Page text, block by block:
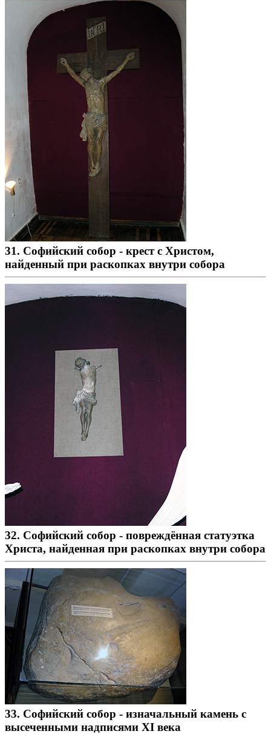
31. Софийский собор - крест с Христом,
найденный при раскопках внутри собора
32. Софийский собор - повреждённая статуэтка
Христа, найденная при раскопках внутри собора
33. Софийский собор - изначальный камень с
высеченными надписями XI века